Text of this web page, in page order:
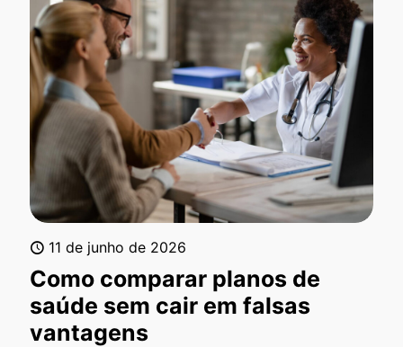
11 de junho de 2026
Como comparar planos de
saúde sem cair em falsas
vantagens